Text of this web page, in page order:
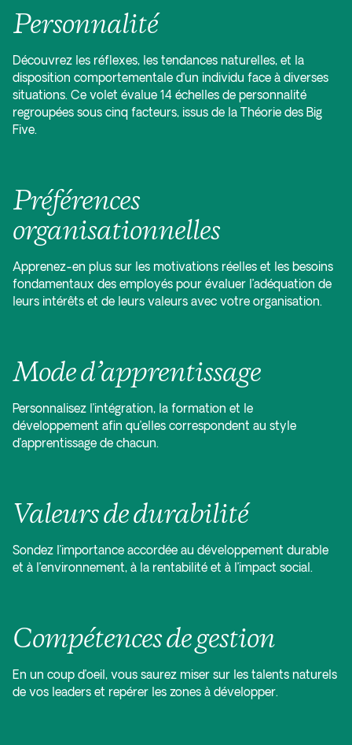
Personnalité
Découvrez les réflexes, les tendances naturelles, et la
disposition comportementale d’un individu face à diverses
situations. Ce volet évalue 14 échelles de personnalité
regroupées sous cinq facteurs, issus de la Théorie des Big
Five.
Préférences
organisationnelles
Apprenez-en plus sur les motivations réelles et les besoins
fondamentaux des employés pour évaluer l’adéquation de
leurs intérêts et de leurs valeurs avec votre organisation.
Mode d’apprentissage
Personnalisez l’intégration, la formation et le
développement afin qu’elles correspondent au style
d’apprentissage de chacun.
Valeurs de durabilité
Sondez l’importance accordée au développement durable
et à l’environnement, à la rentabilité et à l’impact social.
Compétences de gestion
En un coup d’oeil, vous saurez miser sur les talents naturels
de vos leaders et repérer les zones à développer.